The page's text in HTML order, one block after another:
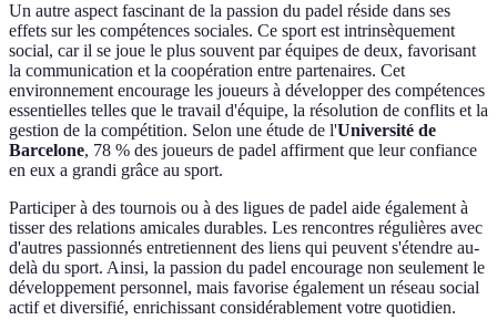
Un autre aspect fascinant de la passion du padel réside dans ses
effets sur les compétences sociales. Ce sport est intrinsèquement
social, car il se joue le plus souvent par équipes de deux, favorisant
la communication et la coopération entre partenaires. Cet
environnement encourage les joueurs à développer des compétences
essentielles telles que le travail d'équipe, la résolution de conflits et la
gestion de la compétition. Selon une étude de l'Université de
Barcelone, 78 % des joueurs de padel affirment que leur confiance
en eux a grandi grâce au sport.
Participer à des tournois ou à des ligues de padel aide également à
tisser des relations amicales durables. Les rencontres régulières avec
d'autres passionnés entretiennent des liens qui peuvent s'étendre au-
delà du sport. Ainsi, la passion du padel encourage non seulement le
développement personnel, mais favorise également un réseau social
actif et diversifié, enrichissant considérablement votre quotidien.